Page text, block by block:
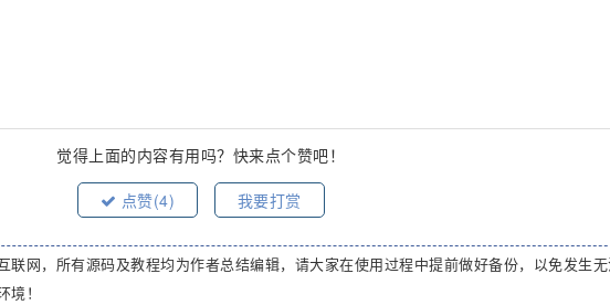
觉得上面的内容有用吗？快来点个赞吧！
点赞(4) 我要打赏
联网，所有源码及教程均为作者总结编辑，请大家在使用过程中提前做好备份，以免发生
！